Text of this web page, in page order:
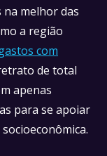
melhor das
a região
com
de total
apenas
para se apoiar